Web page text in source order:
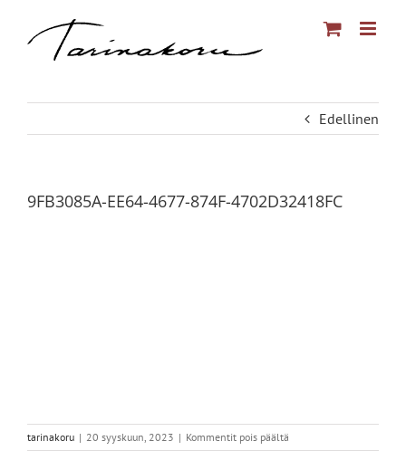
Edellinen
9FB3085A-EE64-4677-874F-4702D32418FC
tarinakoru | 20 syyskuun, 2023 | Kommentit pois päältä
9FB3085A-